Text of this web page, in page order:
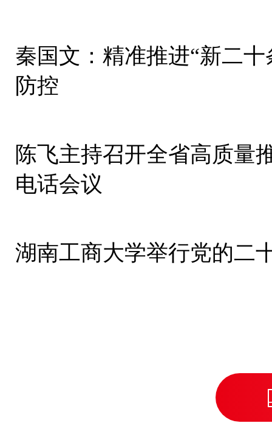
秦国文：精准推进“新二
防控
陈飞主持召开全省高质量
电话会议
湖南工商大学举行党的二